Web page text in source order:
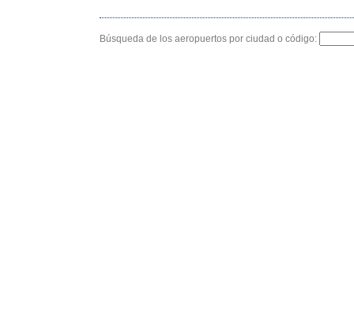
Búsqueda de los aeropuertos por ciudad o código: